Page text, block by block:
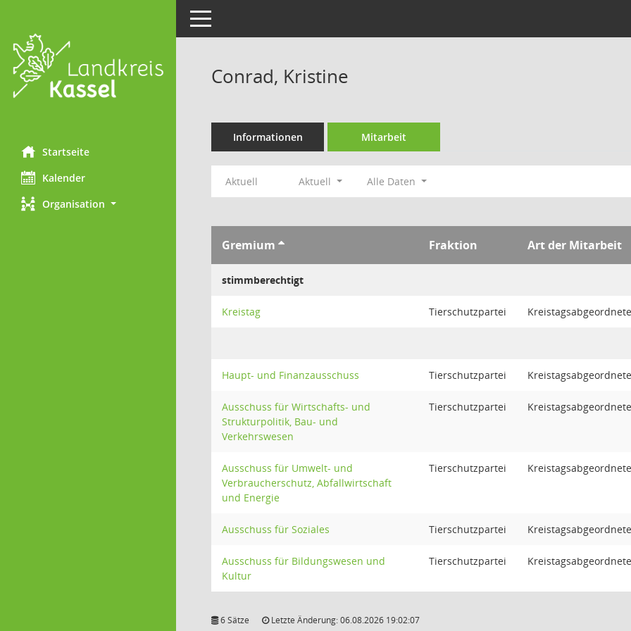
Startseite
Kalender
Organisation
Toggle navigation
Conrad, Kristine
Informationen Mitarbeit
Aktuell Aktuell Alle Daten
Gremium Fraktion Art der Mitarbeit
stimmberechtigt
Kreistag Tierschutzpartei Kreistagsabgeordnete
Haupt- und Finanzausschuss Tierschutzpartei Kreistagsabgeordnete
Ausschuss für Wirtschafts- und
Strukturpolitik, Bau- und
Verkehrswesen
Tierschutzpartei Kreistagsabgeordnete
Ausschuss für Umwelt- und
Verbraucherschutz, Abfallwirtschaft
und Energie
Tierschutzpartei Kreistagsabgeordnete
Ausschuss für Soziales Tierschutzpartei Kreistagsabgeordnete
Ausschuss für Bildungswesen und
Kultur
Tierschutzpartei Kreistagsabgeordnete
6 Sätze Letzte Änderung: 06.08.2026 19:02:07